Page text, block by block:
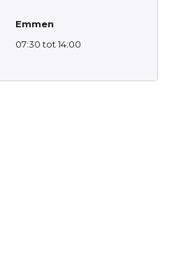
Emmen
07:30 tot 14:00